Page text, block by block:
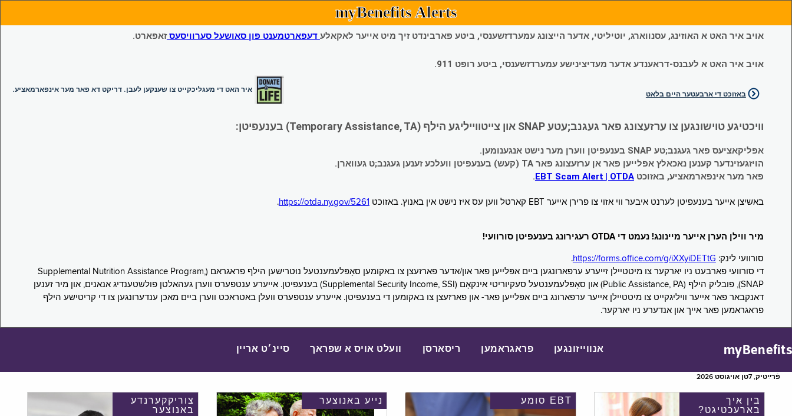
myBenefits Alerts
אויב איר האט א האוזינג, עסנווארג, יוטיליטי, אדער הייצונג עמערדזשענסי, ביטע פארבינדט זיך מיט אייער לאקאלע דעפארטמענט פון סאושעל סערוויסעסזאפארט.
אויב איר האט א לעבנס-דראענדע אדער מעדיצינישע עמערדזשענסי, ביטע רופט 911.
איר האט די מעגליכקייט צו שענקען לעבן. דריקט דא פאר מער אינפארמאציע.
באזוכט די ארבעטער היים בלאט
וויכטיגע טוישונגען צו ערזעצונג פאר געגנב;עטע SNAP און צייטווייליגע הילף (Temporary Assistance, TA) בענעפיטן:
אפליקאציעס פאר געגנב;טע SNAP בענעפיטן ווערן מער נישט אנגענומען.
הויזגעזינדער קענען נאכאלץ אפּלייען פאר אן ערזעצונג פאר TA (קעש) בענעפיטן וועלכע זענען געגנב;ט געווארן.
פאר מער אינפארמאציע, באזוכטEBT Scam Alert | OTDA
.
באשיצן אייער בענעפיטן לערנט איבער ווי אזוי צו פרירן אייער EBT קארטל ווען עס איז נישט אין באנוץ. באזוכט https://otda.ny.gov/5261
.
מיר ווילן הערן אייער מיינונג! נעמט די OTDA רעגירונג בענעפיטן סורוועי!
סורוועי לינק: https://forms.office.com/g/iXXyiDETtG
.
די סורוועי פארבעט ניו יארקער צו מיטטיילן זייערע ערפארונגען ביים אפּלייען פאר און/אדער פארזעצן צו באקומען סאָפּלעמענטעל נוּטרישען הילף פראגראם (Supplemental Nutrition Assistance Program,
SNAP), פובליק הילף (Public Assistance, PA) און סאָפּלעמענטעל סעקיוריטי אינקאָם (Supplemental Security Income, SSI) בענעפיטן. אייערע ענטפערס ווערן געהאלטן פולשטענדיג אנאנים, און מיר זענען
דאנקבאר פאר אייער וויליגקייט צו מיטטיילן אייער ערפארונג ביים אפּלייען פאר- און פארזעצן צו באקומען די בענעפיטן. אייערע ענטפערס וועלן באטראכט ווערן ביים מאכן ענדערונגען צו די קריטישע הילף
פראגראמען פאר אייך און אנדערע ניו יארקער.
myBenefits אנווייזונגען פראגראמען ריסארסן וועלט אויס א שפראך סיינ׳ט אריין
פֿרײַטיק, 7טן אויגוסט 2026
צוריקקערנדע
באנוצער
נייע באנוצער EBT סומע
בין איך
בארעכטיגט?